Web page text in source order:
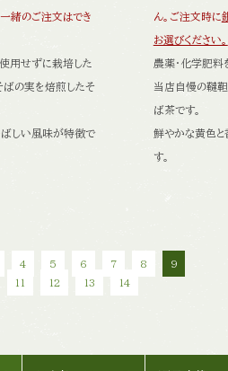
緒のご注文はでき
用せずに栽培した
の実を焙煎したそ
しい風味が特徴で
ん。ご注文時に
お選びください。
農薬・化学肥料
当店自慢の韃
ば茶です。
鮮やかな黄色
す。
4 5 6 7 8
9
11 12 13 14